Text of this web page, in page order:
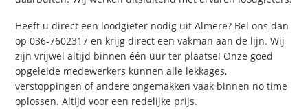
Heeft u direct een loodgieter nodig uit Almere? Bel ons dan
op 036-7602317 en krijg direct een vakman aan de lijn. Wij
zijn vrijwel altijd binnen één uur ter plaatse! Onze goed
opgeleide medewerkers kunnen alle lekkages,
verstoppingen of andere ongemakken vaak binnen no time
oplossen. Altijd voor een redelijke prijs.